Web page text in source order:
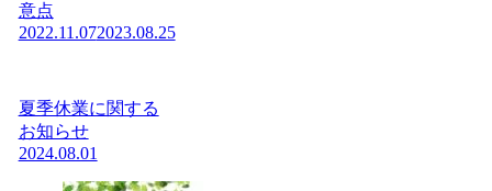
意点
2022.11.072023.08.25
夏季休業に関する
お知らせ
2024.08.01